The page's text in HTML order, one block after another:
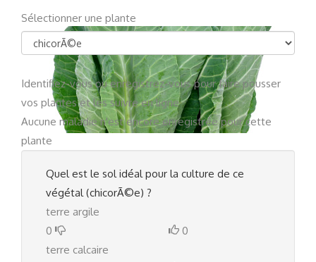
Sélectionner une plante
Identifiez-vousouenregistrez-vouspour faire pousser
vos plantes et les suivre en ligne
Aucune maladie n'est encore enregistrée pour cette
plante
Quel est le sol idéal pour la culture de ce
végétal (chicorÃ©e) ?
terre argile
0
0
terre calcaire